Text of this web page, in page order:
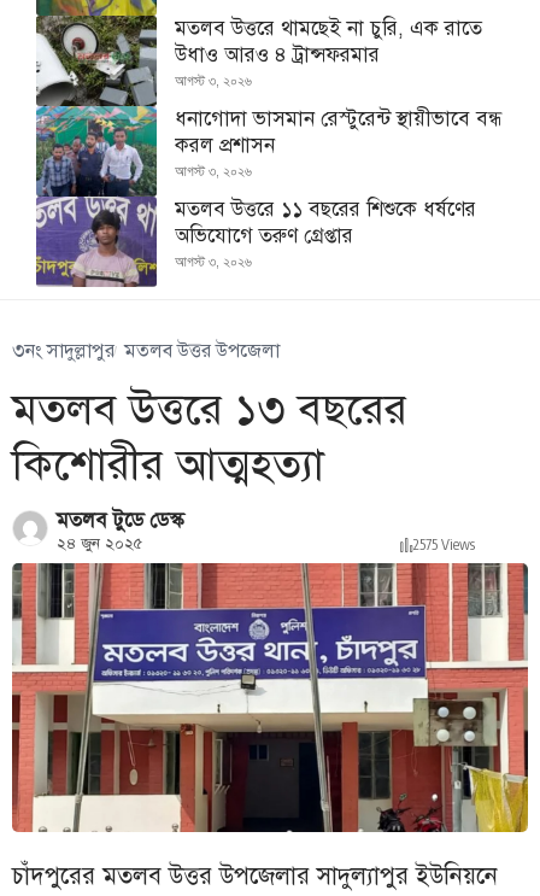
মতলব উত্তরে থামছেই না চুরি, এক রাতে
উধাও আরও ৪ ট্রান্সফরমার
আগস্ট ৩, ২০২৬
ধনাগোদা ভাসমান রেস্টুরেন্ট স্থায়ীভাবে বন্ধ
করল প্রশাসন
আগস্ট ৩, ২০২৬
মতলব উত্তরে ১১ বছরের শিশুকে ধর্ষণের
অভিযোগে তরুণ গ্রেপ্তার
আগস্ট ৩, ২০২৬
৩নং সাদুল্লাপুর মতলব উত্তর উপজেলা
মতলব উত্তরে ১৩ বছরের
কিশোরীর আত্মহত্যা
মতলব টুডে ডেস্ক
২৪ জুন ২০২৫ 2575 Views
চাঁদপুরের মতলব উত্তর উপজেলার সাদুল্যাপুর ইউনিয়নে